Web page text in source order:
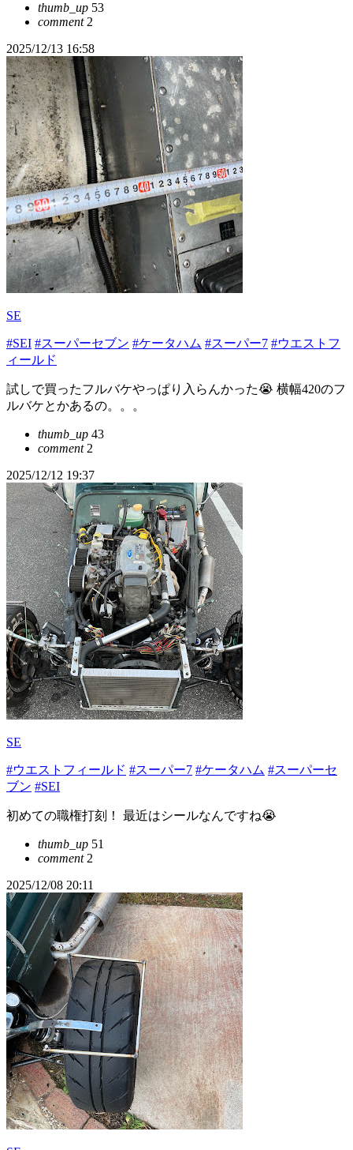
thumb_up 53
comment2
2025/12/13 16:58
SE
#SEI #スーパーセブン #ケータハム #スーパー7 #ウエストフ
ィールド
試しで買ったフルバケやっぱり入らんかった😭 横幅420のフ
ルバケとかあるの。。。
thumb_up 43
comment2
2025/12/12 19:37
SE
#ウエストフィールド #スーパー7 #ケータハム #スーパーセ
ブン #SEI
初めての職権打刻！ 最近はシールなんですね😭
thumb_up 51
comment2
2025/12/08 20:11